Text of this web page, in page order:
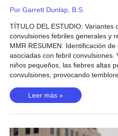
Por Garrett Dunlap, B.S.
TÍTULO DEL ESTUDIO: Variantes
convulsiones febriles generales y
MMR RESUMEN: Identificación
asociadas con febril convulsiones.
niños pequeños, las fiebres altas
convulsiones, provocando
Convulsiones
febriles
(Feenstra,
Leer más »